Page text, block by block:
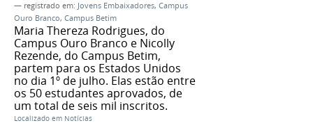
— registrado em: Jovens Embaixadores, Campus
Ouro Branco, Campus Betim
Maria Thereza Rodrigues, do
Campus Ouro Branco e Nicolly
Rezende, do Campus Betim,
partem para os Estados Unidos
no dia 1º de julho. Elas estão entre
os 50 estudantes aprovados, de
um total de seis mil inscritos.
Localizado em Notícias